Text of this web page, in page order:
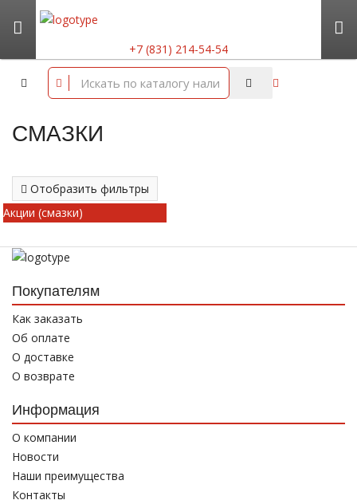
+7 (831) 214-54-54
СМАЗКИ
Отобразить фильтры
Акции (смазки)
Покупателям
Как заказать
Об оплате
О доставке
О возврате
Информация
О компании
Новости
Наши преимущества
Контакты